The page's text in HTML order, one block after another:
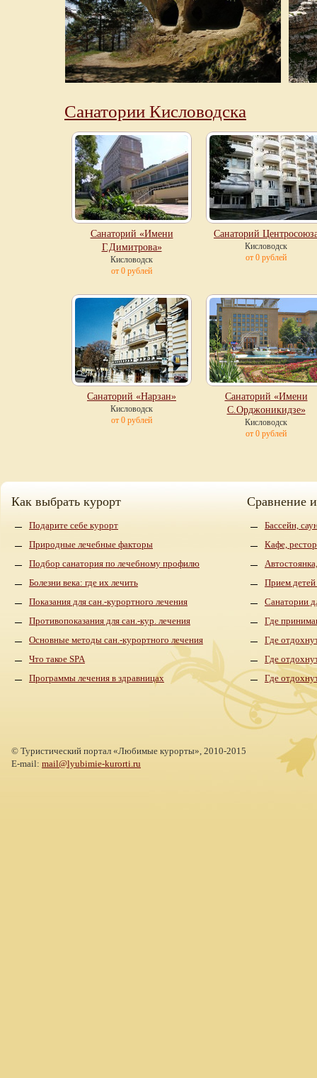
Санатории Кисловодска
Санаторий «Имени
Г.Димитрова»
Кисловодск
от 0 рублей
Санаторий
Кисловодск
от 0 рублей
Санаторий «Нарзан»
Кисловодск
от 0 рублей
Санаторий «Имени
С.Орджоникидзе»
Кисловодск
от 0 рублей
Как выбрать курорт
Подарите себе курорт
Природные лечебные факторы
Подбор санатория по лечебному профилю
Болезни века: где их лечить
Показания для сан.-курортного лечения
Противопоказания для сан.-кур. лечения
Основные методы сан.-курортного лечения
Что такое SPA
Программы лечения в здравницах
Сравнение
Бассейн,
Кафе,
Прием детей
Санатории
Где
Где
Где
Где
© Туристический портал «Любимые курорты», 2010-2015
E-mail: mail@lyubimie-kurorti.ru